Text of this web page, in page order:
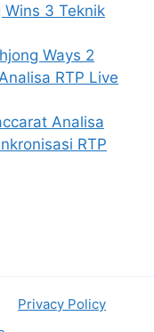
Wins 3 Teknik
Ways 2
RTP Live
Analisa
RTP
Privacy Policy